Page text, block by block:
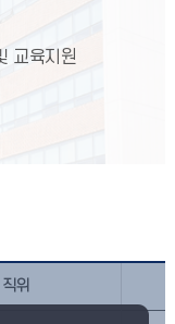
교육지원
직위